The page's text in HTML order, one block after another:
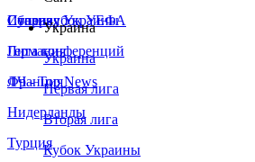
Сборная Украины
Италия
Германия
Франция
Нидерланды
Турция
Суперкубок УЕФА
Лига конференций
ЛЧ - Top News
Украина
Украина
Первая лига
Вторая лига
Кубок Украины